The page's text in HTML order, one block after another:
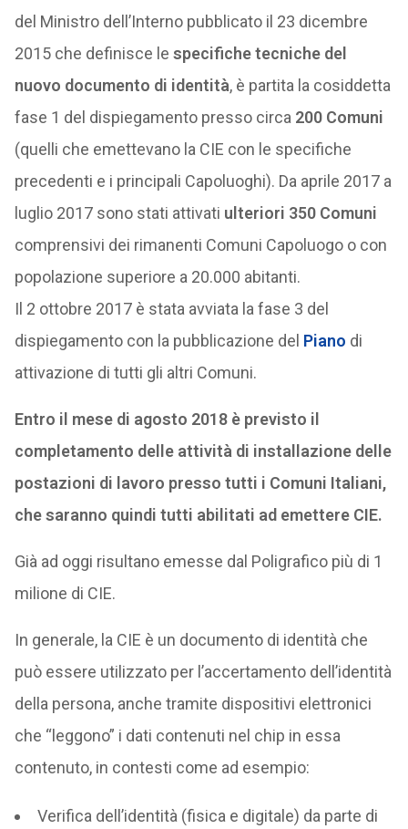
del Ministro dell’Interno pubblicato il 23 dicembre
2015 che definisce le specifiche tecniche del
nuovo documento di identità, è partita la cosiddetta
fase 1 del dispiegamento presso circa 200 Comuni
(quelli che emettevano la CIE con le specifiche
precedenti e i principali Capoluoghi). Da aprile 2017 a
luglio 2017 sono stati attivati ulteriori 350 Comuni
comprensivi dei rimanenti Comuni Capoluogo o con
popolazione superiore a 20.000 abitanti.
Il 2 ottobre 2017 è stata avviata la fase 3 del
dispiegamento con la pubblicazione del Piano di
attivazione di tutti gli altri Comuni.
Entro il mese di agosto 2018 è previsto il
completamento delle attività di installazione delle
postazioni di lavoro presso tutti i Comuni Italiani,
che saranno quindi tutti abilitati ad emettere CIE.
Già ad oggi risultano emesse dal Poligrafico più di 1
milione di CIE.
In generale, la CIE è un documento di identità che
può essere utilizzato per l’accertamento dell’identità
della persona, anche tramite dispositivi elettronici
che “leggono” i dati contenuti nel chip in essa
contenuto, in contesti come ad esempio:
Verifica dell’identità (fisica e digitale) da parte di